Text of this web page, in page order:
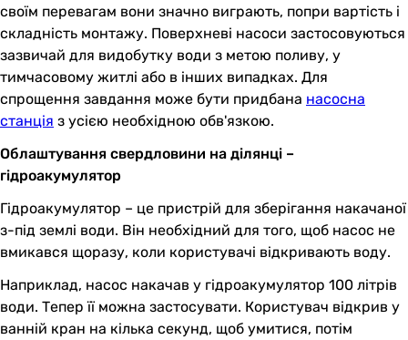
своїм перевагам вони значно виграють, попри вартість і
складність монтажу. Поверхневі насоси застосовуються
зазвичай для видобутку води з метою поливу, у
тимчасовому житлі або в інших випадках. Для
спрощення завдання може бути придбана насосна
станція з усією необхідною обв'язкою.
Облаштування свердловини на ділянці –
гідроакумулятор
Гідроакумулятор – це пристрій для зберігання накачаної
з-під землі води. Він необхідний для того, щоб насос не
вмикався щоразу, коли користувачі відкривають воду.
Наприклад, насос накачав у гідроакумулятор 100 літрів
води. Тепер її можна застосувати. Користувач відкрив у
ванній кран на кілька секунд, щоб умитися, потім